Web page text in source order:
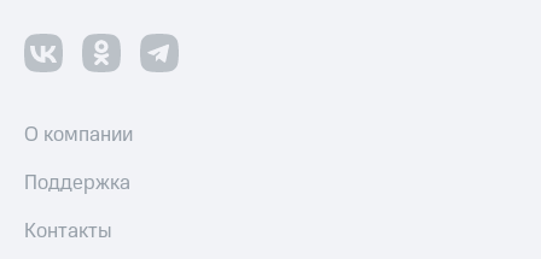
О компании
Поддержка
Контакты